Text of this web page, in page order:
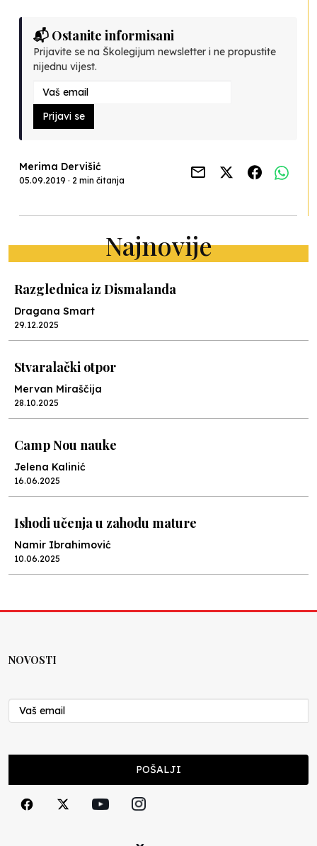
📬 Ostanite informisani
Prijavite se na Školegijum newsletter i ne propustite
nijednu vijest.
Prijavi se
Merima Dervišić
05.09.2019 · 2 min čitanja
Najnovije
Razglednica iz Dismalanda
Dragana Smart
29.12.2025
Stvaralački otpor
Mervan Miraščija
28.10.2025
Camp Nou nauke
Jelena Kalinić
16.06.2025
Ishodi učenja u zahodu mature
Namir Ibrahimović
10.06.2025
Nenad Veličković
29.10.2024
Cuke i djeca
NOVOSTI
POŠALJI